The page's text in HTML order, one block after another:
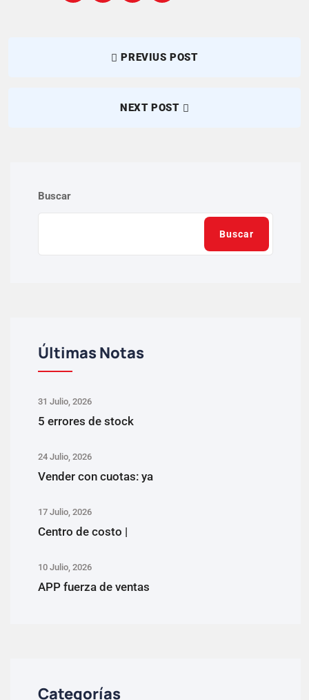
PREVIUS POST
NEXT POST
Buscar
Buscar
Últimas Notas
31 Julio, 2026
5 errores de stock
24 Julio, 2026
Vender con cuotas: ya
17 Julio, 2026
Centro de costo |
10 Julio, 2026
APP fuerza de ventas
Categorías